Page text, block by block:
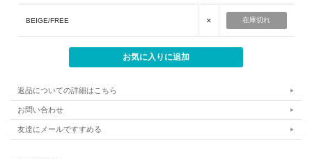
BEIGE/FREE × 在庫切れ
返品についての詳細はこちら
お問い合わせ
友達にメールですすめる